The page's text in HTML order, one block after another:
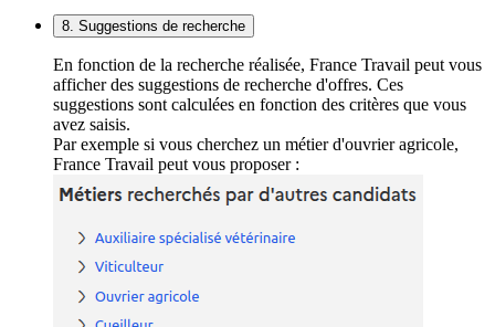
8. Suggestions de recherche
En fonction de la recherche réalisée, France Travail peut vous
afficher des suggestions de recherche d'offres. Ces
suggestions sont calculées en fonction des critères que vous
avez saisis.
Par exemple si vous cherchez un métier d'ouvrier agricole,
France Travail peut vous proposer :